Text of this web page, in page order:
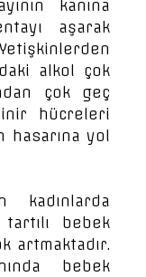
kanına
aşarak
alkol çok
çok geç
hücreleri
hasarına yol
kadınlarda
bebek
artmaktadır.
bebek